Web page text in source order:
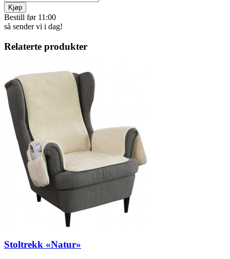
Kjøp
Bestill før 11:00
så sender vi i dag!
Relaterte produkter
Stoltrekk «Natur»